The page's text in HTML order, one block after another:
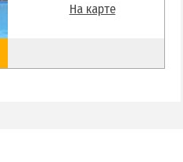
На карте